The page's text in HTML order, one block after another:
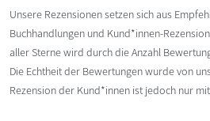
Unsere Rezensionen setzen sich aus
Buchhandlungen und Kund*innen-
aller Sterne wird durch die Anzahl
Die Echtheit der Bewertungen wurde von
Rezension der Kund*innen ist jedoch nur